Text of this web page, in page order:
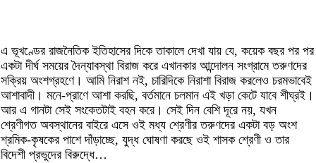
এ ভূখণ্ডের রাজনৈতিক ইতিহাসের দিকে তাকালে দেখা যায় যে, কয়েক বছর পর পর
একটা দীর্ঘ সময়ের দৈন্যাবস্থা বিরাজ করে এখানকার আন্দোলন সংগ্রামে তরুণদের
সক্রিয় অংশগ্রহণে। আমি নিরাশ নই, চারিদিকে নিরাশা বিরাজ করলেও চরমভাবেই
আশাবাদী। মনে-প্রাণে আশা করছি, বর্তমানে চলমান এই খড়া কেটে যাবে শীঘ্রই।
আর এ গানটা সেই সংকেতটাই বহন করে। সেই দিন বেশি দূরে নয়, যখন
শ্রেণীগত অবস্থানের বাইরে এসে ওই মধ্য শ্রেণীর তরুণদের একটা বড় অংশ
শ্রমিক-কৃষকের পাশে দাঁড়াচ্ছে, যুদ্ধ ঘোষণা করছে ওই শাসক শ্রেণী ও তার
বিদেশী প্রভুদের বিরুদ্ধে…